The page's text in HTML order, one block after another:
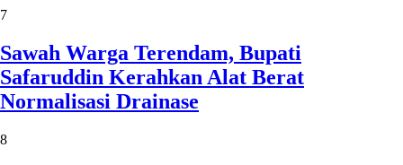
7
Sawah Warga Terendam, Bupati
Safaruddin Kerahkan Alat Berat
Normalisasi Drainase
8